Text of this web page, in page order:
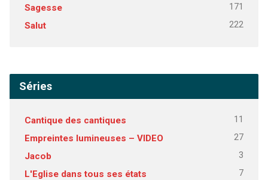
Sagesse 171
Salut 222
Séries
Cantique des cantiques 11
Empreintes lumineuses – VIDEO 27
Jacob 3
L'Eglise dans tous ses états 7